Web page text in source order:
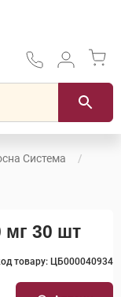
Система
мг 30 шт
товару: ЦБ000040934